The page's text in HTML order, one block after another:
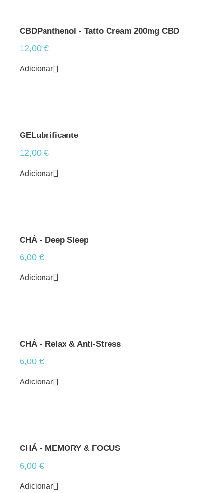
CBDPanthenol - Tatto Cream 200mg CBD
12,00 €
Adicionar
GELubrificante
12,00 €
Adicionar
CHÁ - Deep Sleep
6,00 €
Adicionar
CHÁ - Relax & Anti-Stress
6,00 €
Adicionar
CHÁ - MEMORY & FOCUS
6,00 €
Adicionar